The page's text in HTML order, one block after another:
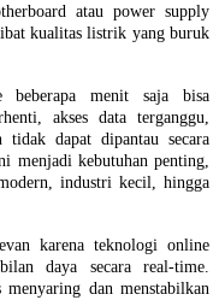
atau power supply
kualitas listrik yang buruk
beberapa menit saja bisa
akses data terganggu,
tidak dapat dipantau secara
menjadi kebutuhan penting,
industri kecil, hingga
karena teknologi online
daya secara real-time.
dan menstabilkan